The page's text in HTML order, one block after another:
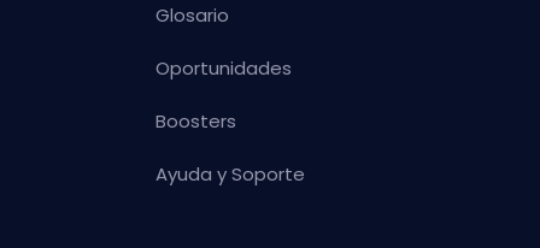
Glosario
Oportunidades
Boosters
Ayuda y Soporte